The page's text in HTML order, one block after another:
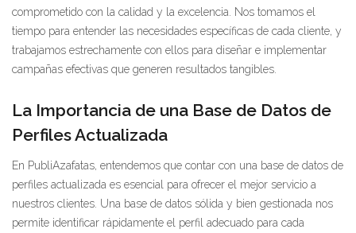
comprometido con la calidad y la excelencia. Nos tomamos el
tiempo para entender las necesidades específicas de cada cliente, y
trabajamos estrechamente con ellos para diseñar e implementar
campañas efectivas que generen resultados tangibles.
La Importancia de una Base de Datos de
Perfiles Actualizada
En PubliAzafatas, entendemos que contar con una base de datos de
perfiles actualizada es esencial para ofrecer el mejor servicio a
nuestros clientes. Una base de datos sólida y bien gestionada nos
permite identificar rápidamente el perfil adecuado para cada